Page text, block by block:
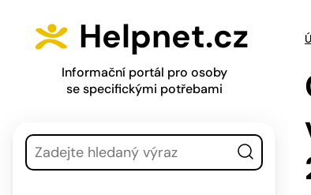
Helpnet.cz
Informační portál pro osoby
se specifickými potřebami